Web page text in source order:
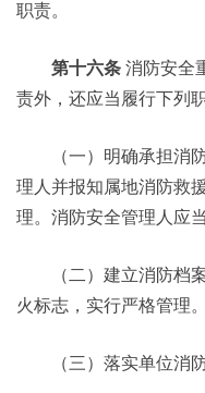
职责。
第十六条 消防安全
责外，还应当履行下列
（一）明确承担消防
理人并报知属地消防救
理。消防安全管理人应
（二）建立消防档案
火标志，实行严格管理。
（三）落实单位消防